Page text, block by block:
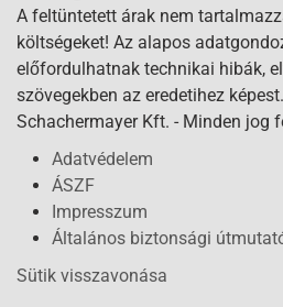
A feltüntetett árak nem
költségeket! Az alapos
előfordulhatnak technikai hibák,
szövegekben az eredetihez
Schachermayer Kft. - Minden jog
Adatvédelem
ÁSZF
Impresszum
Általános biztonsági
Sütik visszavonása